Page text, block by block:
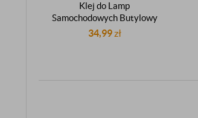
Klej do Lamp
Samochodowych Butylowy
Czarny 300ml Budfix
34,99zł